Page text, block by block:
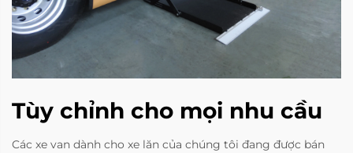
Tùy chỉnh cho mọi nhu cầu
Các xe van dành cho xe lăn của chúng tôi đang được bán